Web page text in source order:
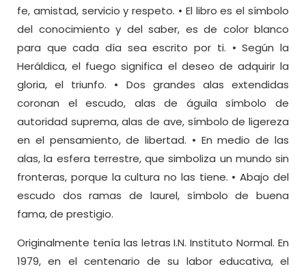
fe, amistad, servicio y respeto. • El libro es el símbolo
del conocimiento y del saber, es de color blanco
para que cada día sea escrito por ti. • Según la
Heráldica, el fuego significa el deseo de adquirir la
gloria, el triunfo. • Dos grandes alas extendidas
coronan el escudo, alas de águila símbolo de
autoridad suprema, alas de ave, símbolo de ligereza
en el pensamiento, de libertad. • En medio de las
alas, la esfera terrestre, que simboliza un mundo sin
fronteras, porque la cultura no las tiene. • Abajo del
escudo dos ramas de laurel, símbolo de buena
fama, de prestigio.
Originalmente tenía las letras I.N. Instituto Normal. En
1979, en el centenario de su labor educativa, el